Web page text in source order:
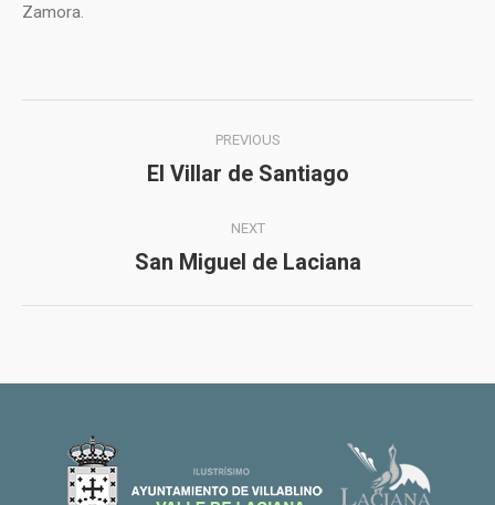
Zamora.
PREVIOUS
Previous
El Villar de Santiago
NEXT
Next
San Miguel de Laciana